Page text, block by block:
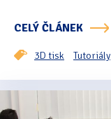
CELÝ ČLÁNEK
3D tisk Tutoriály